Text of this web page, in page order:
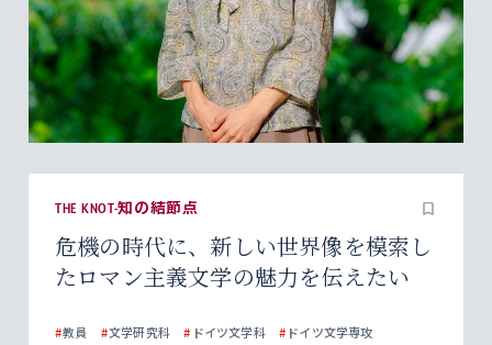
THE KNOT-知の結節点
危機の時代に、新しい世界像を模索し
たロマン主義文学の魅力を伝えたい
#教員 #文学研究科 # ドイツ文学科 # ドイツ文学専攻